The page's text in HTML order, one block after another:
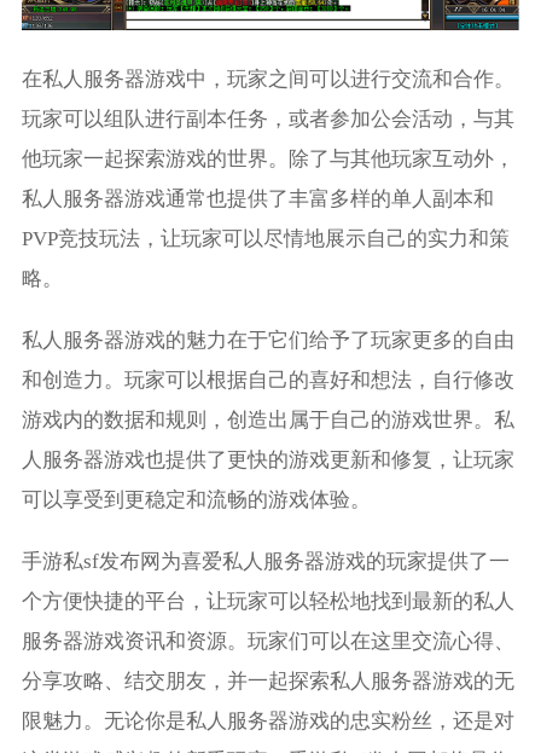
在私人服务器游戏中，玩家之间可以进行交流和合作。
玩家可以组队进行副本任务，或者参加公会活动，与其
他玩家一起探索游戏的世界。除了与其他玩家互动外，
私人服务器游戏通常也提供了丰富多样的单人副本和
PVP竞技玩法，让玩家可以尽情地展示自己的实力和策
略。
私人服务器游戏的魅力在于它们给予了玩家更多的自由
和创造力。玩家可以根据自己的喜好和想法，自行修改
游戏内的数据和规则，创造出属于自己的游戏世界。私
人服务器游戏也提供了更快的游戏更新和修复，让玩家
可以享受到更稳定和流畅的游戏体验。
手游私sf发布网为喜爱私人服务器游戏的玩家提供了一
个方便快捷的平台，让玩家可以轻松地找到最新的私人
服务器游戏资讯和资源。玩家们可以在这里交流心得、
分享攻略、结交朋友，并一起探索私人服务器游戏的无
限魅力。无论你是私人服务器游戏的忠实粉丝，还是对